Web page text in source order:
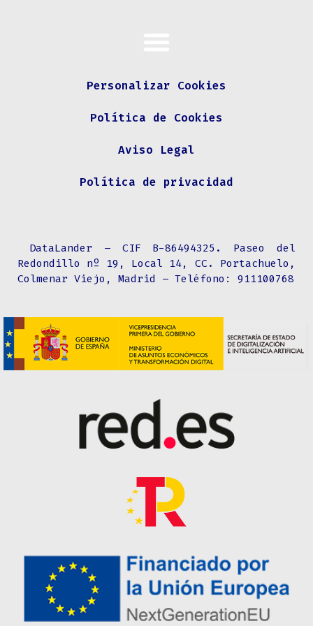
Personalizar Cookies
Política de Cookies
Aviso Legal
Política de privacidad
DataLander – CIF B-86494325 . Paseo del
Redondillo nº 19, Local 14, CC. Portachuelo,
Colmenar Viejo, Madrid – Teléfono: 911100768